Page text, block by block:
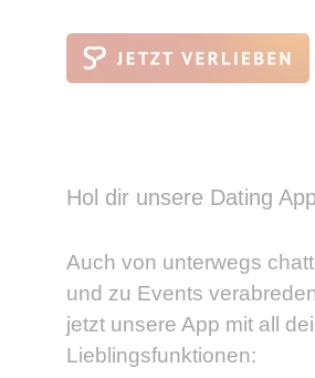
Hol dir unsere Dating
Auch von unterwegs
und zu Events
jetzt unsere App mit all
Lieblingsfunktionen: